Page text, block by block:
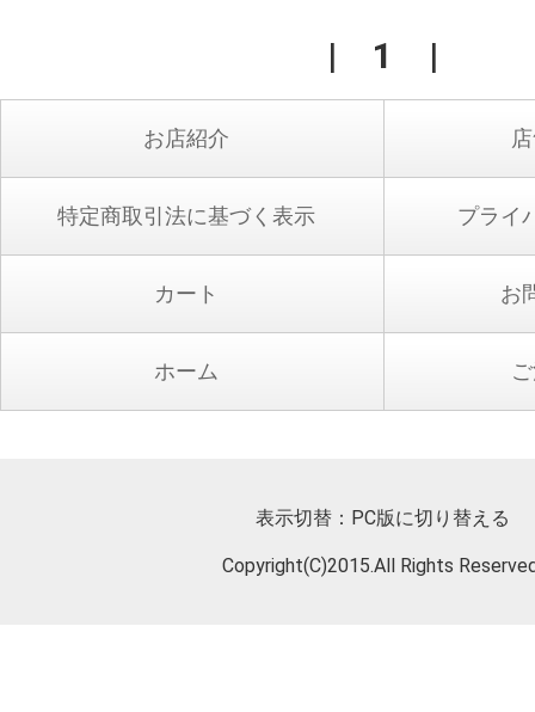
| 1 |
お店紹介
特定商取引法に基づく表示 プライ
カート お
ホーム
表示切替： PC版に切り替える
Copyright(C)2015.All Rights